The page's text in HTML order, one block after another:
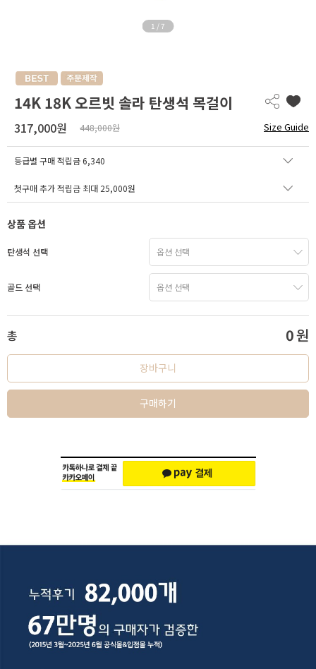
1 / 7
14K 18K 오르빗 솔라 탄생석 목걸이
317,000원 448,000원 Size Guide
등급별 구매 적립금6,340
첫구매 추가 적립금 최대 25,000원
상품 옵션
탄생석 선택
골드 선택
총 0원
장바구니
구매하기